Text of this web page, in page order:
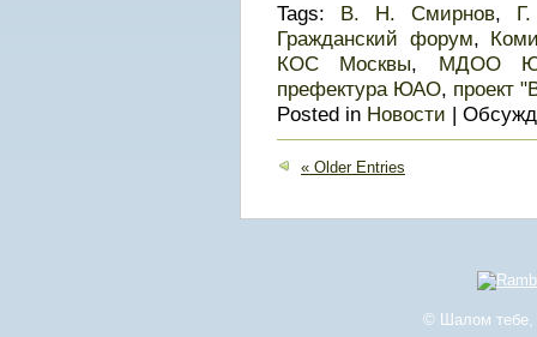
Tags: В. Н. Смирнов,
Гражданский форум,
КОС Москвы, МДОО
префектура ЮАО, проект
Posted in Новости |
« Older Entries
© Шалом тебе,